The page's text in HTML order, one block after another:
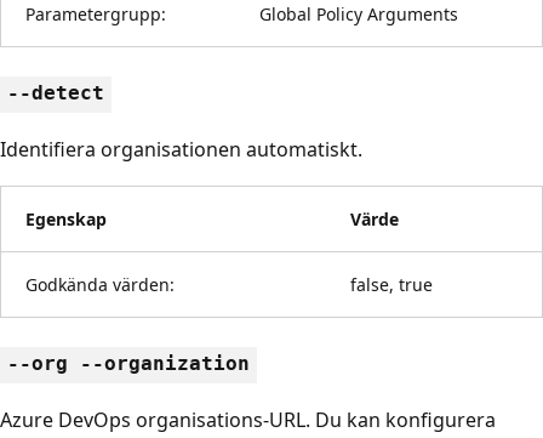
Parametergrupp: Global Policy Arguments
--detect
Identifiera organisationen automatiskt.
Egenskap Värde
Godkända värden: false, true
--org --organization
Azure DevOps organisations-URL. Du kan konfigurera